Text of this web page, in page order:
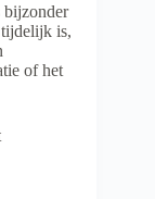
bijzonder
tijdelijk is,
of het